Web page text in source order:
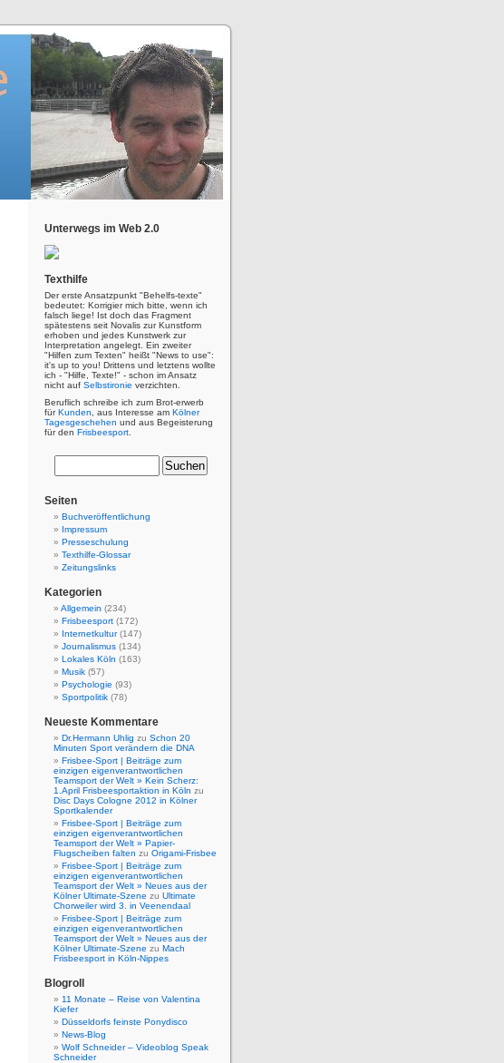
Unterwegs im Web 2.0
Texthilfe
Der erste Ansatzpunkt "Behelfs-texte"
bedeutet: Korrigier mich bitte, wenn ich
falsch liege! Ist doch das Fragment
spätestens seit Novalis zur Kunstform
erhoben und jedes Kunstwerk zur
Interpretation angelegt. Ein zweiter
"Hilfen zum Texten" heißt "News to use":
it's up to you! Drittens und letztens wollte
ich - "Hilfe, Texte!" - schon im Ansatz
nicht auf Selbstironie verzichten.
Beruflich schreibe ich zum Brot-erwerb
fürKunden , aus Interesse am Kölner
Tagesgeschehen und aus Begeisterung
für den Frisbeesport
Seiten
Buchveröffentlichung
Impressum
Presseschulung
Texthilfe-Glossar
Zeitungslinks
Kategorien
Allgemein (234)
Frisbeesport (172)
Internetkultur(147)
Journalismus (134)
Lokales Köln (163)
Musik (57)
Psychologie (93)
Sportpolitik (78)
Neueste Kommentare
Dr.Hermann Uhlig zu Schon 20
Minuten Sport verändern die DNA
Frisbee-Sport | Beiträge zum
einzigen eigenverantwortlichen
Teamsport der Welt » Kein Scherz:
1.April Frisbeesportaktion in Köln zu
Disc Days Cologne 2012 in Kölner
Sportkalender
Frisbee-Sport | Beiträge zum
einzigen eigenverantwortlichen
Teamsport der Welt » Papier-
Flugscheiben falten zu Origami-Frisbee
Frisbee-Sport | Beiträge zum
einzigen eigenverantwortlichen
Teamsport der Welt » Neues aus der
Kölner Ultimate-Szene zu Ultimate
Chorweiler wird 3. in Veenendaal
Frisbee-Sport | Beiträge zum
einzigen eigenverantwortlichen
Teamsport der Welt » Neues aus der
Kölner Ultimate-Szene zu Mach
Frisbeesport in Köln-Nippes
Blogroll
11 Monate – Reise von Valentina
Kiefer
Düsseldorfs feinste Ponydisco
News-Blog
Wolf Schneider – Videoblog Speak
Schneider